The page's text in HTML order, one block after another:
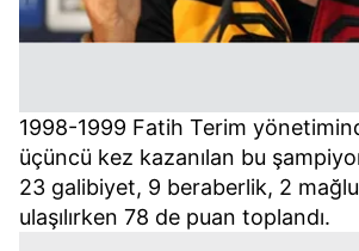
1998-1999 Fatih Terim
üçüncü kez kazanılan bu
23 galibiyet, 9 beraberlik, 2
ulaşılırken 78 de puan toplandı.